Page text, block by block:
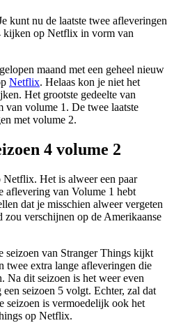
kunt nu de laatste twee afleveringen
kijken op Netflix in vorm van
maand met een geheel nieuw
Netflix. Helaas kon je niet het
Het grootste gedeelte van
van volume 1. De twee laatste
met volume 2.
4 volume 2
Het is alweer een paar
aflevering van Volume 1 hebt
dat je misschien alweer vergeten
verschijnen op de Amerikaanse
seizoen van Stranger Things kijkt
twee extra lange afleveringen die
Na dit seizoen is het weer even
seizoen 5 volgt. Echter, zal dat
seizoen is vermoedelijk ook het
op Netflix.